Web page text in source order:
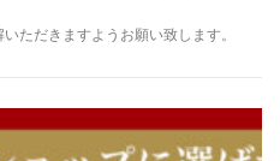
ただきますようお願い致します。